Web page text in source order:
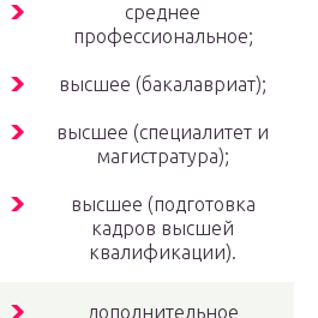
среднее
профессиональное;
высшее (бакалавриат);
высшее (специалитет и
магистратура);
высшее (подготовка
кадров высшей
квалификации).
дополнительное